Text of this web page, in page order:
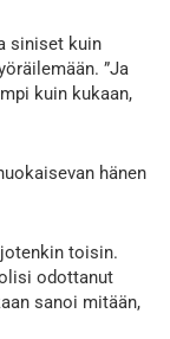
siniset kuin
”Ja
kuin kukaan,
hänen
toisin.
odottanut
sanoi mitään,